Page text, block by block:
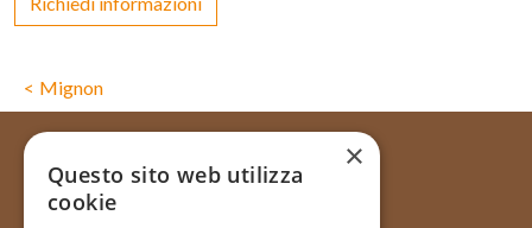
Mignon
Via Galata, 31R - 16121 Genova
×
Questo sito web utilizza
cookie